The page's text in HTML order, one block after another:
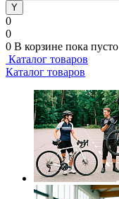
0
0
0 В корзине пока пусто
Каталог товаров
Каталог товаров